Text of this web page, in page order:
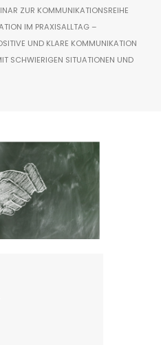
ZUR KOMMUNIKATIONSREIHE
IM PRAXISALLTAG –
UND KLARE KOMMUNIKATION
SCHWIERIGEN SITUATIONEN UND